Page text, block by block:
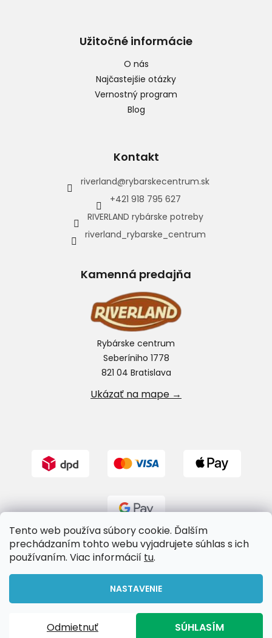
Tento web používa súbory cookie. Ďalším
prechádzaním tohto webu vyjadrujete súhlas s ich
používaním. Viac informácií tu.
NASTAVENIE
Odmietnuť SÚHLASÍM
Užitočné informácie
O nás
Najčastejšie otázky
Vernostný program
Blog
Kontakt
riverland@rybarskecentrum.sk
+421 918 795 627
RIVERLAND rybárske potreby
riverland_rybarske_centrum
Kamenná predajňa
Rybárske centrum
Seberíniho 1778
821 04 Bratislava
Ukázať na mape →
Riverland.sk. Všetky práva vyhradené.
Upraviť nastavenie cookies